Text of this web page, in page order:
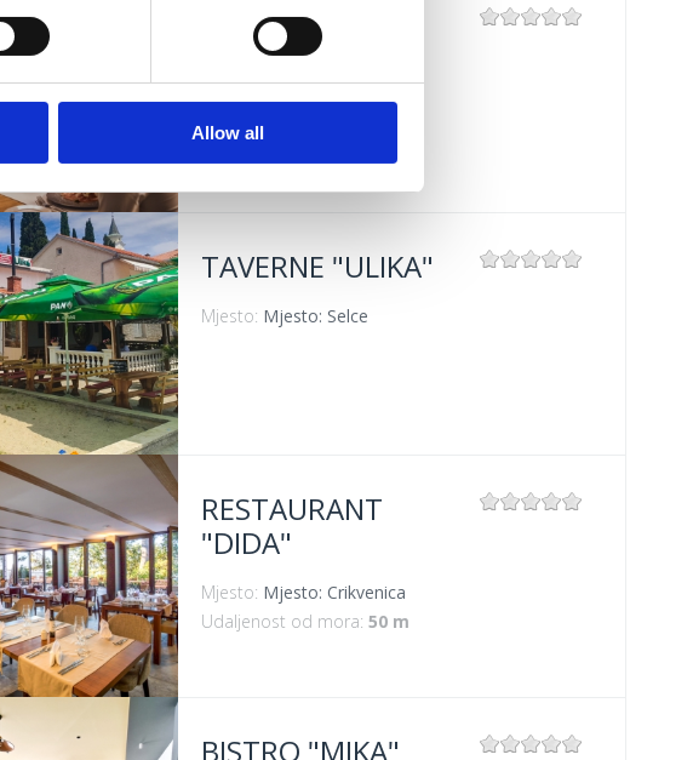
Allow all
BISTRO "RIVA"
KAČJAK
Mjesto:Mjesto: Dramalj
Udaljenost od mora:
TAVERNE "ULIKA"
Mjesto: Mjesto: Selce
RESTAURANT
"DIDA"
Mjesto: Mjesto: Crikvenica
Udaljenost od mora: 50 m
BISTRO "MIKA"